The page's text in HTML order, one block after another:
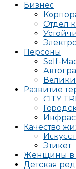
Бизнес
Отдел
Персоны
Self-
Развитие
CITY
Качество
Этикет
Женщины в
Детская